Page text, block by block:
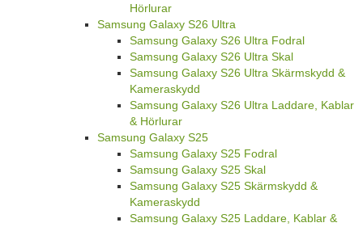
Hörlurar
Samsung Galaxy S26 Ultra
Samsung Galaxy S26 Ultra Fodral
Samsung Galaxy S26 Ultra Skal
Samsung Galaxy S26 Ultra Skärmskydd &
Kameraskydd
Samsung Galaxy S26 Ultra Laddare, Kablar
& Hörlurar
Samsung Galaxy S25
Samsung Galaxy S25 Fodral
Samsung Galaxy S25 Skal
Samsung Galaxy S25 Skärmskydd &
Kameraskydd
Samsung Galaxy S25 Laddare, Kablar &